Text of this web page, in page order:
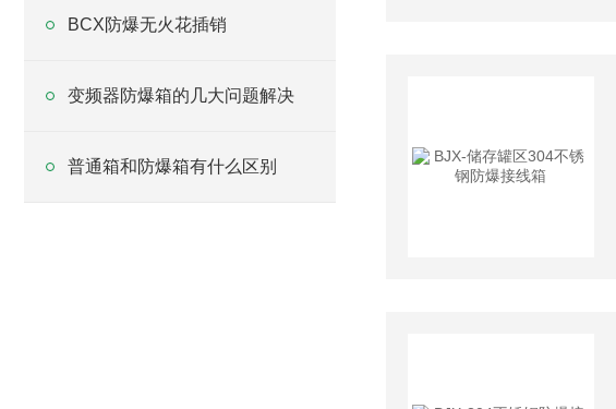
BCX防爆无火花插销
变频器防爆箱的几大问题解决
普通箱和防爆箱有什么区别